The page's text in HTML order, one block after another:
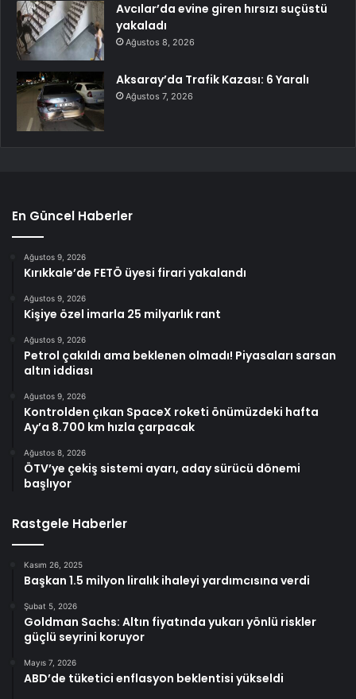
Avcılar’da evine giren hırsızı suçüstü
yakaladı
Ağustos 8, 2026
Aksaray’da Trafik Kazası: 6 Yaralı
Ağustos 7, 2026
En Güncel Haberler
Ağustos 9, 2026
Kırıkkale’de FETÖ üyesi firari yakalandı
Ağustos 9, 2026
Kişiye özel imarla 25 milyarlık rant
Ağustos 9, 2026
Petrol çakıldı ama beklenen olmadı! Piyasaları sarsan
altın iddiası
Ağustos 9, 2026
Kontrolden çıkan SpaceX roketi önümüzdeki hafta
Ay’a 8.700 km hızla çarpacak
Ağustos 8, 2026
ÖTV’ye çekiş sistemi ayarı, aday sürücü dönemi
başlıyor
Rastgele Haberler
Kasım 26, 2025
Başkan 1.5 milyon liralık ihaleyi yardımcısına verdi
Şubat 5, 2026
Goldman Sachs: Altın fiyatında yukarı yönlü riskler
güçlü seyrini koruyor
Mayıs 7, 2026
ABD’de tüketici enflasyon beklentisi yükseldi